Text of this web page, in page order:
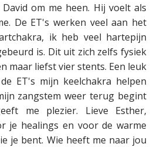
om me heen. Hij voelt als
De ET's werken veel aan het
ik heb veel hartepijn
is. Dit uit zich zelfs fysiek
maar liefst vier stents. Een leuk
ET's mijn keelchakra helpen
zangstem weer terug begint
me plezier. Lieve Esther,
je healings en voor de warme
je bent. Wie heeft me naar jou